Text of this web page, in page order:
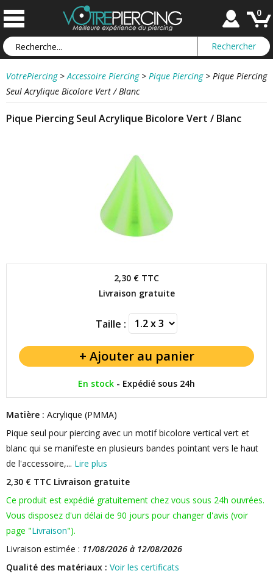
0
VotrePiercing > Accessoire Piercing > Pique Piercing > Pique Piercing
Seul Acrylique Bicolore Vert / Blanc
Pique Piercing Seul Acrylique Bicolore Vert / Blanc
2,30 € TTC
Livraison gratuite
Taille :
En stock - Expédié sous 24h
Matière : Acrylique (PMMA)
Pique seul pour piercing avec un motif bicolore vertical vert et
blanc qui se manifeste en plusieurs bandes pointant vers le haut
de l'accessoire,... Lire plus
2,30 € TTC Livraison gratuite
Ce produit est expédié gratuitement chez vous sous 24h ouvrées.
Vous disposez d'un délai de 90 jours pour changer d'avis (voir
page "Livraison").
Livraison estimée : 11/08/2026 à 12/08/2026
Qualité des matériaux : Voir les certificats